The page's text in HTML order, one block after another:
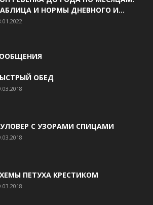
И НОРМЫ ДНЕВНОГО И...
ОБЕД
С УЗОРАМИ СПИЦАМИ
ПЕТУХА КРЕСТИКОМ